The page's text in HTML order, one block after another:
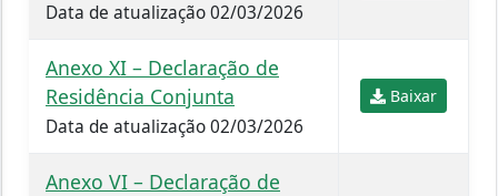
Data de atualização 02/03/2026
Anexo XI – Declaração de
Residência Conjunta
Data de atualização 02/03/2026
Baixar
Anexo VI – Declaração de